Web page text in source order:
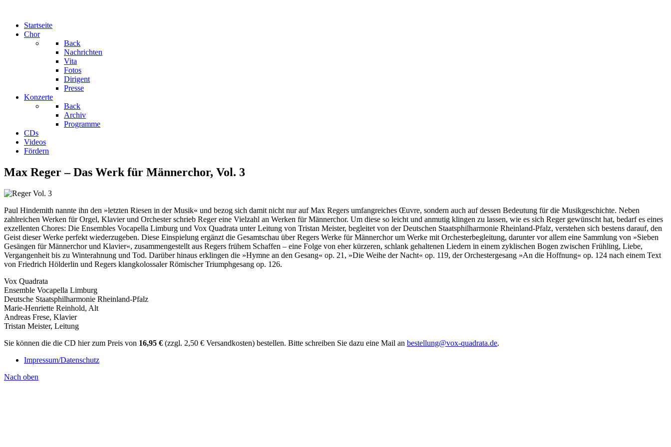
Startseite
Chor
Back
Nachrichten
Vita
Fotos
Dirigent
Presse
Konzerte
Back
Archiv
Programme
CDs
Videos
Fördern
Max Reger – Das Werk für Männerchor, Vol. 3
Paul Hindemith nannte ihn den »letzten Riesen in der Musik« und bezog sich damit nicht nur auf Max Regers umfangreiches Œuvre, sondern auch auf dessen Bedeutung für die Musikgeschichte. Neben
zahlreichen Werken für Orgel, Klavier und Orchester schrieb Reger eine Vielzahl an Werken für Männerchor. Um diese so leicht und anmutig klingen zu lassen, wie es sich Reger gewünscht hat, bedarf es eines
exzellenten Chores: Die Ensembles Vocapella Limburg und Vox Quadrata unter Leitung von Tristan Meister, begleitet von der Deutschen Staatsphilharmonie Rheinland-Pfalz, verstehen sich bestens darauf, den
Geist dieser Werke perfekt wiederzugeben. Diese Einspielung ergänzt die Gesamtschau über Regers Werke für Männerchor um Werke mit Orchesterbegleitung, darunter vor allem eine Sammlung von »Sieben
Gesängen für Männerchor und Klavier«, zusammengestellt aus Regers frühem Schaffen – eine Folge von eher kürzeren, schlank gehaltenen Liedern in einem zyklischen Bogen zwischen Frühling, Liebe,
Vergangenheit bis zu Winterahnung und Tod. Darüber hinaus erklingen die »Hymne an den Gesang« op. 21, »Die Weihe der Nacht« op. 119, der Orchestergesang »An die Hoffnung« op. 124 nach einem Text
von Friedrich Hölderlin und Regers klangkolossaler Römischer Triumphgesang op. 126.
Vox Quadrata
Ensemble Vocapella Limburg
Deutsche Staatsphilharmonie Rheinland-Pfalz
Marie-Henriette Reinhold, Alt
Andreas Frese, Klavier
Tristan Meister, Leitung
Sie können die die CD hier zum Preis von 16,95 € (zzgl. 2,50 € Versandkosten) bestellen. Bitte schreiben Sie dazu eine Mail an bestellung@vox-quadrata.de.
Impressum/Datenschutz
Nach oben